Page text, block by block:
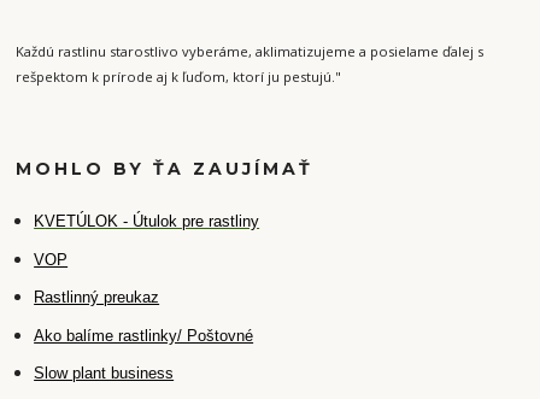
Každú rastlinu starostlivo vyberáme, aklimatizujeme a posielame ďalej s
rešpektom k prírode aj k ľuďom, ktorí ju pestujú."
MOHLO BY ŤA ZAUJÍMAŤ
KVETÚLOK - Útulok pre rastliny
VOP
Rastlinný preukaz
Ako balíme rastlinky/ Poštovné
Slow plant business